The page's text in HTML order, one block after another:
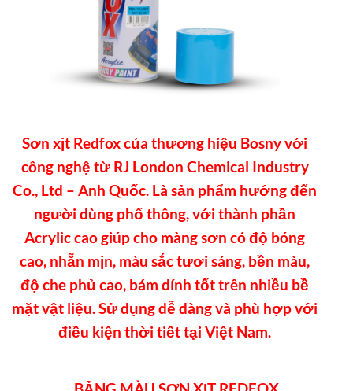
Sơn xịt Redfox của thương hiệu Bosny với
công nghệ từ RJ London Chemical Industry
Co., Ltd – Anh Quốc. Là sản phẩm hướng đến
người dùng phổ thông, với thành phần
Acrylic cao giúp cho màng sơn có độ bóng
cao, nhẵn mịn, màu sắc tươi sáng, bền màu,
độ che phủ cao, bám dính tốt trên nhiều bề
mặt vật liệu. Sử dụng dễ dàng và phù hợp với
điều kiện thời tiết tại Việt Nam.